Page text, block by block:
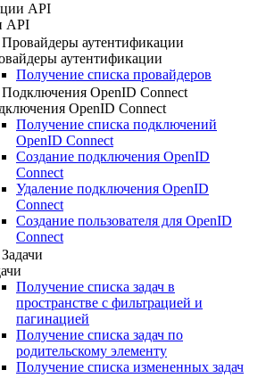
API
API
Провайдеры аутентификации
аутентификации
Получение списка провайдеров
Подключения OpenID Connect
OpenID Connect
Получение списка подключений
OpenID Connect
Создание подключения OpenID
Connect
Удаление подключения OpenID
Connect
Создание пользователя для OpenID
Connect
Задачи
Получение списка задач в
пространстве с фильтрацией и
пагинацией
Получение списка задач по
родительскому элементу
Получение списка измененных задач